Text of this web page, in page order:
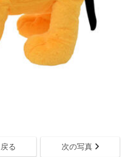
る 次の写真